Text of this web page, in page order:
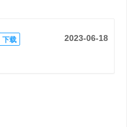
2023-06-18
下载